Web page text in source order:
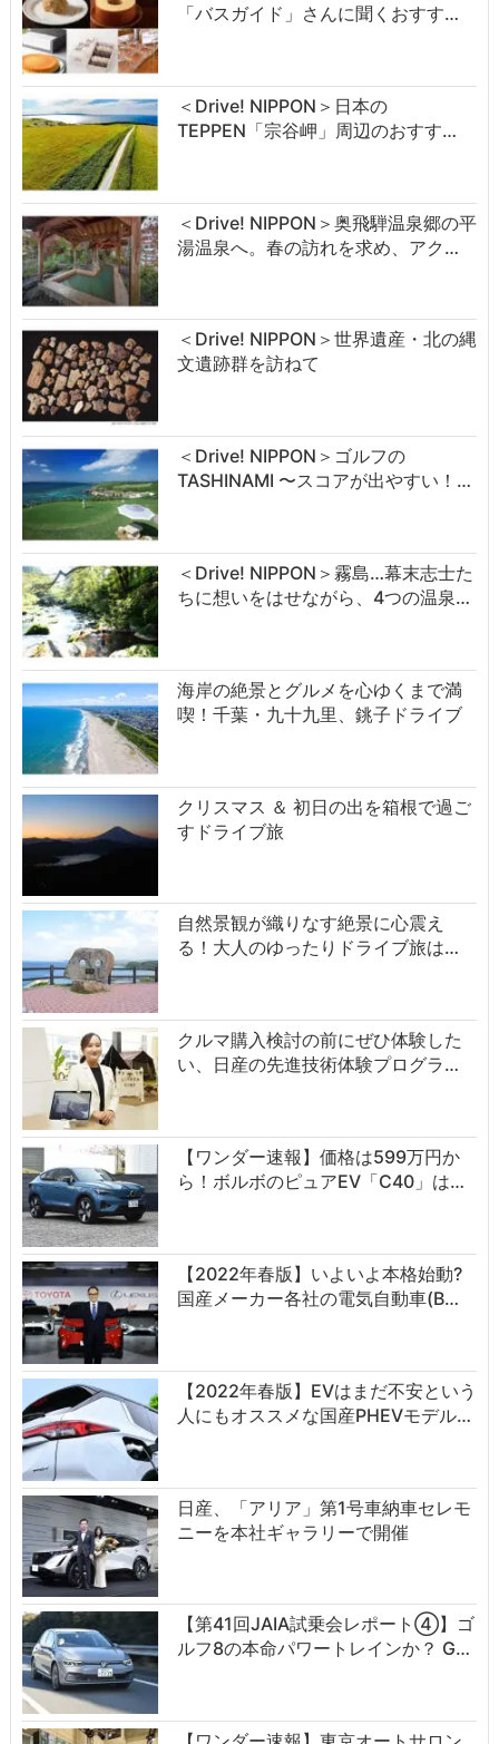
「バスガイド」さんに聞くおすす…
＜Drive! NIPPON＞日本の
TEPPEN「宗谷岬」周辺のおすす…
＜Drive! NIPPON＞奥飛騨温泉郷の平
湯温泉へ。春の訪れを求め、アク…
＜Drive! NIPPON＞世界遺産・北の縄
文遺跡群を訪ねて
＜Drive! NIPPON＞ゴルフの
TASHINAMI 〜スコアが出やすい！…
＜Drive! NIPPON＞霧島…幕末志士た
ちに想いをはせながら、4つの温泉…
海岸の絶景とグルメを心ゆくまで満
喫！千葉・九十九里、銚子ドライブ
クリスマス ＆ 初日の出を箱根で過ご
すドライブ旅
自然景観が織りなす絶景に心震え
る！大人のゆったりドライブ旅は…
クルマ購入検討の前にぜひ体験した
い、日産の先進技術体験プログラ…
【ワンダー速報】価格は599万円か
ら！ボルボのピュアEV「C40」は…
【2022年春版】いよいよ本格始動?
国産メーカー各社の電気自動車(B…
【2022年春版】EVはまだ不安という
人にもオススメな国産PHEVモデル…
日産、「アリア」第1号車納車セレモ
ニーを本社ギャラリーで開催
【第41回JAIA試乗会レポート④】ゴ
ルフ8の本命パワートレインか？ G…